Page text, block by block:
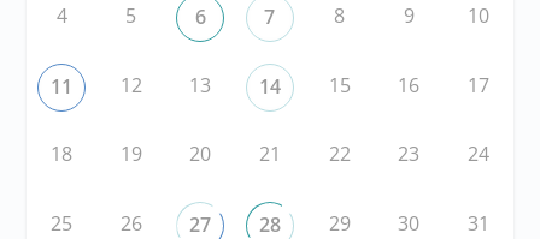
4 5 6 7 8 9 10
11 12 13 14 15 16 17
18 19 20 21 22 23 24
25 26 27 28 29 30 31